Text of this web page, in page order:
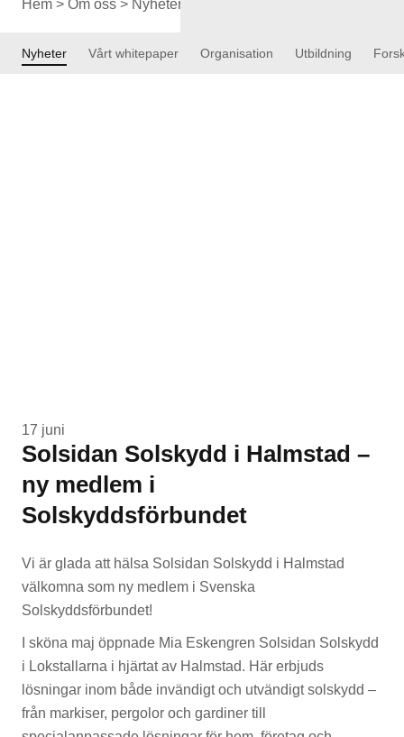
Nyheter Vårt whitepaper Organisation Utbildning
Hem > Om oss > Nyheter
17 juni
Solsidan Solskydd i Halmstad –
ny medlem i
Solskyddsförbundet
Vi är glada att hälsa Solsidan Solskydd i Halmstad
välkomna som ny medlem i Svenska
Solskyddsförbundet!
I sköna maj öppnade Mia Eskengren Solsidan Solskydd
i Lokstallarna i hjärtat av Halmstad. Här erbjuds
lösningar inom både invändigt och utvändigt solskydd –
från markiser, pergolor och gardiner till